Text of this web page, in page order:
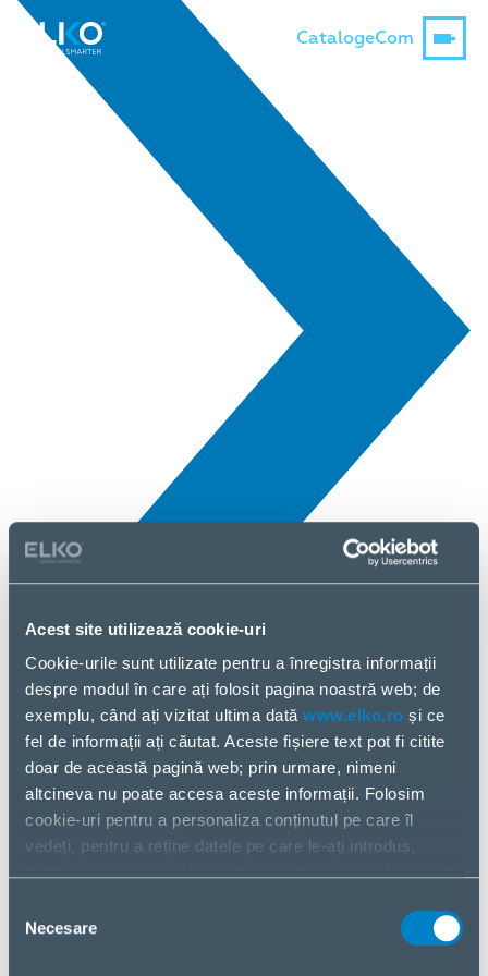
Acest site utilizează cookie-uri
Cookie-urile sunt utilizate pentru a înregistra informații
despre modul în care ați folosit pagina noastră web; de
exemplu, când ați vizitat ultima dată www.elko.ro și ce
fel de informații ați căutat. Aceste fișiere text pot fi citite
doar de această pagină web; prin urmare, nimeni
altcineva nu poate accesa aceste informații. Folosim
cookie-uri pentru a personaliza conținutul pe care îl
vedeți, pentru a reține datele pe care le-ați introdus,
Partajăm informații despre modul în care utilizați pagina
consimțământului
Necesare
CatalogeCom
Toate noutățile
5 Mar, 2026
Planet